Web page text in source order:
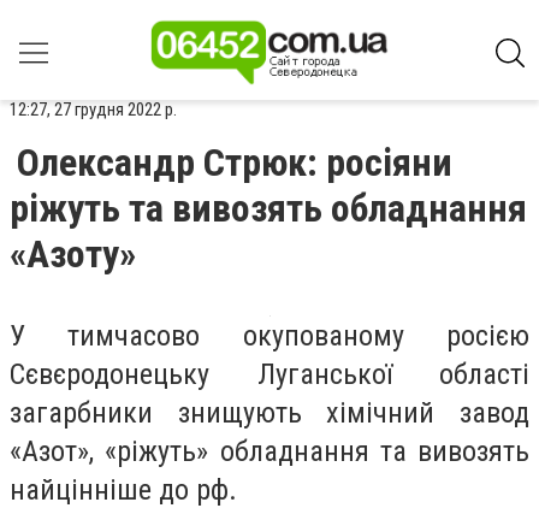
12:27, 27 грудня 2022 р.
Олександр Стрюк: росіяни
ріжуть та вивозять обладнання
«Азоту»
У тимчасово окупованому росією
Сєвєродонецьку Луганської області
загарбники знищують хімічний завод
«Азот», «ріжуть» обладнання та вивозять
найцінніше до рф.